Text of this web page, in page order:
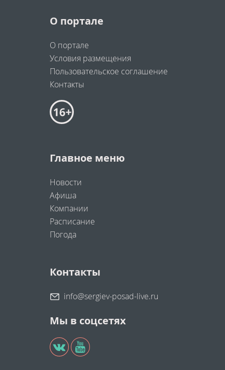
О портале
О портале
Условия размещения
Пользовательское соглашение
Контакты
Главное меню
Новости
Афиша
Компании
Расписание
Погода
Контакты
info@sergiev-posad-live.ru
Мы в соцсетях